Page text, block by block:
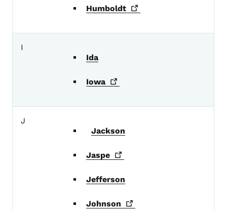
Humboldt
I
Ida
Iowa
J
Jackson
Jaspe
Jefferson
Johnson